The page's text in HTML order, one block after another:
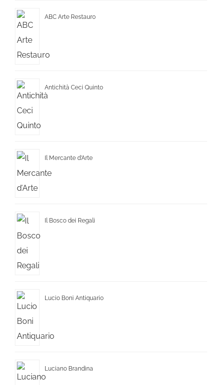
ABC Arte Restauro
Antichità Ceci Quinto
Il Mercante d’Arte
Il Bosco dei Regali
Lucio Boni Antiquario
Luciano Brandina